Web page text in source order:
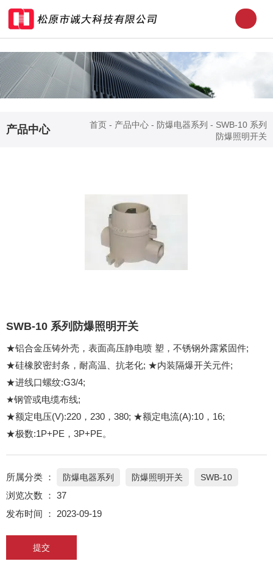
产品中心 首页 - 产品中心 - 防爆电器系列 - SWB-10 系列
防爆照明开关
SWB-10 系列防爆照明开关
★铝合金压铸外壳，表面高压静电喷 塑，不锈钢外露紧固件;
★硅橡胶密封条，耐高温、抗老化; ★内装隔爆开关元件;
★进线口螺纹:G3/4;
★钢管或电缆布线;
★额定电压(V):220，230，380; ★额定电流(A):10，16;
★极数:1P+PE，3P+PE。
所属分类 ： 防爆电器系列 防爆照明开关 SWB-10
浏览次数 ： 37
发布时间 ： 2023-09-19
提交